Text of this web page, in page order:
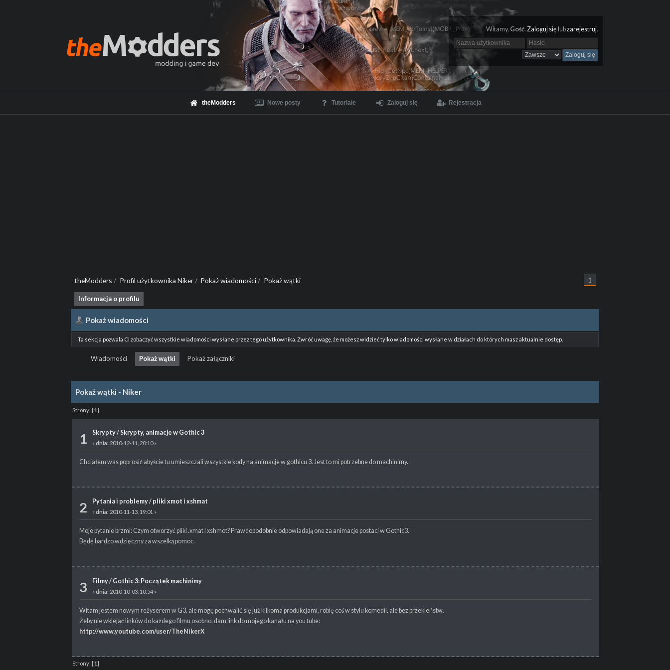
Witamy, Gość. Zaloguj się lubzarejestruj.
theModders Nowe posty Tutoriale Zaloguj się Rejestracja
theModders / Profil użytkownika Niker/ Pokaż wiadomości/ Pokaż wątki 1
Informacja o profilu
Pokaż wiadomości
Ta sekcja pozwala Ci zobaczyć wszystkie wiadomości wysłane przez tego użytkownika. Zwróć uwagę, że możesz widzieć tylko wiadomości wysłane w działach do których masz aktualnie dostęp.
Wiadomości Pokaż wątki Pokaż załączniki
Pokaż wątki - Niker
Strony: [1]
1 Skrypty/Skrypty, animacje w Gothic 3
«dnia: 2010-12-11, 20:10 »
Chciałem was poprosić abyście tu umieszczali wszystkie kody na animacje w gothicu 3. Jest to mi potrzebne do machinimy.
2 Pytania i problemy/ pliki xmot i xshmat
«dnia: 2010-11-13, 19:01 »
Moje pytanie brzmi: Czym otworzyć pliki .xmat i xshmot? Prawdopodobnie odpowiadają one za animacje postaci w Gothic3.
Będę bardzo wdzięczny za wszelką pomoc.
3 Filmy/ Gothic 3: Początek machinimy
«dnia: 2010-10-03, 10:54 »
Witam jestem nowym reżyserem w G3, ale mogę pochwalić się już kilkoma produkcjami, robię coś w stylu komedii, ale bez przekleństw.
Żeby nie wklejać linków do każdego filmu osobno, dam link do mojego kanału na you tube:
http://www.youtube.com/user/TheNikerX
Strony: [1]